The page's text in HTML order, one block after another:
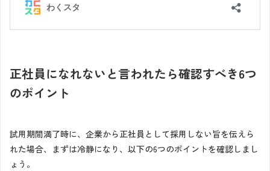
正社員になれないと言われたら確認すべき6つ
のポイント
試用期間満了時に、企業から正社員として採用しない旨を伝えら
れた場合、まずは冷静になり、以下の6つのポイントを確認しまし
ょう。